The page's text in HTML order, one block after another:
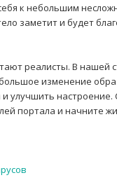
к небольшим
заметит и будет
реалисты. В нашей
изменение
улучшить
портала и начните